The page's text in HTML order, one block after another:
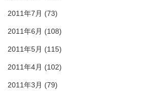
2011年7月 (73)
2011年6月 (108)
2011年5月 (115)
2011年4月 (102)
2011年3月 (79)